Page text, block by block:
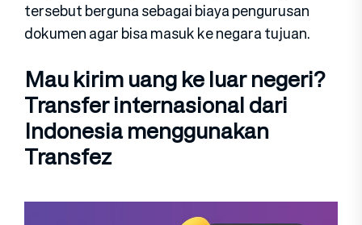
tersebut berguna sebagai biaya pengurusan
dokumen agar bisa masuk ke negara tujuan.
Mau kirim uang ke luar negeri?
Transfer internasional dari
Indonesia menggunakan
Transfez